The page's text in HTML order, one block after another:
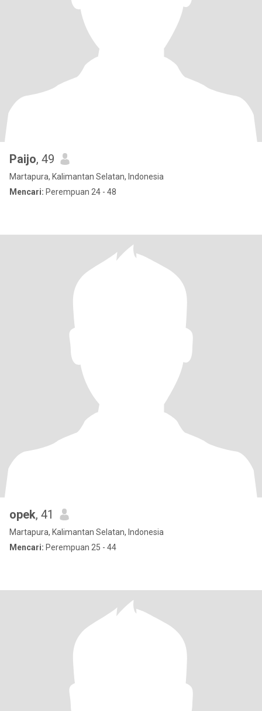
Paijo, 49
Martapura, Kalimantan Selatan, Indonesia
Mencari: Perempuan 24 - 48
opek, 41
Martapura, Kalimantan Selatan, Indonesia
Mencari: Perempuan 25 - 44